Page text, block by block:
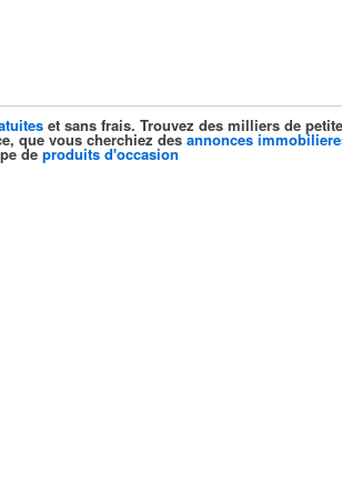
et sans frais. Trouvez des milliers de
que vous cherchiez des annonces
de produits d'occasion